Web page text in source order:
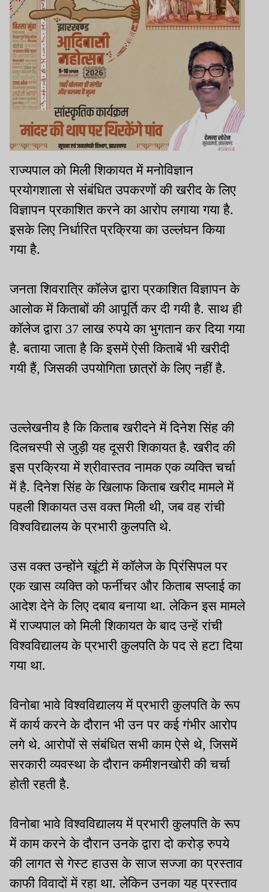
राज्यपाल को मिली शिकायत में मनोविज्ञान
प्रयोगशाला से संबंधित उपकरणों की खरीद के लिए
विज्ञापन प्रकाशित करने का आरोप लगाया गया है.
इसके लिए निर्धारित प्रक्रिया का उल्लंघन किया
गया है.
जनता शिवरात्रि कॉलेज द्वारा प्रकाशित विज्ञापन के
आलोक में किताबों की आपूर्ति कर दी गयी है. साथ ही
कॉलेज द्वारा 37 लाख रुपये का भुगतान कर दिया गया
है. बताया जाता है कि इसमें ऐसी किताबें भी खरीदी
गयी हैं, जिसकी उपयोगिता छात्रों के लिए नहीं है.
उल्लेखनीय है कि किताब खरीदने में दिनेश सिंह की
दिलचस्पी से जुड़ी यह दूसरी शिकायत है. खरीद की
इस प्रक्रिया में श्रीवास्तव नामक एक व्यक्ति चर्चा
में है. दिनेश सिंह के खिलाफ किताब खरीद मामले में
पहली शिकायत उस वक्त मिली थी, जब वह रांची
विश्वविद्यालय के प्रभारी कुलपति थे.
उस वक्त उन्होंने खूंटी में कॉलेज के प्रिंसिपल पर
एक खास व्यक्ति को फर्नीचर और किताब सप्लाई का
आदेश देने के लिए दबाव बनाया था. लेकिन इस मामले
में राज्यपाल को मिली शिकायत के बाद उन्हें रांची
विश्वविद्यालय के प्रभारी कुलपति के पद से हटा दिया
गया था.
विनोबा भावे विश्वविद्यालय में प्रभारी कुलपति के रूप
में कार्य करने के दौरान भी उन पर कई गंभीर आरोप
लगे थे. आरोपों से संबंधित सभी काम ऐसे थे, जिसमें
सरकारी व्यवस्था के दौरान कमीशनखोरी की चर्चा
होती रहती है.
विनोबा भावे विश्वविद्यालय में प्रभारी कुलपति के रूप
में काम करने के दौरान उनके द्वारा दो करोड़ रुपये
की लागत से गेस्ट हाउस के साज सज्जा का प्रस्ताव
काफी विवादों में रहा था. लेकिन उनका यह प्रस्ताव